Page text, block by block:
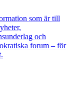
som är till
och
forum – för